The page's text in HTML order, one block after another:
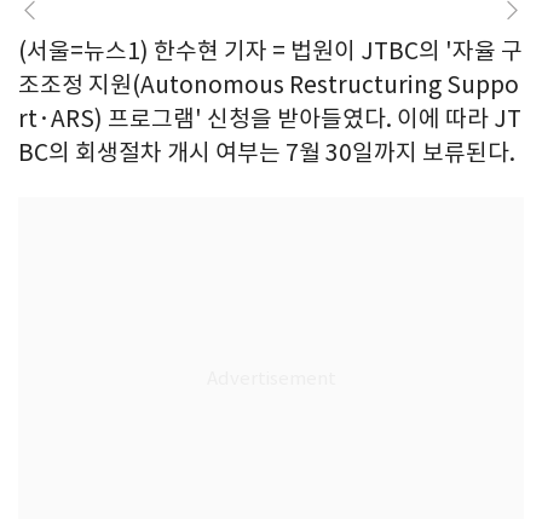
(서울=뉴스1) 한수현 기자 = 법원이 JTBC의 '자율 구
조조정 지원(Autonomous Restructuring Suppo
rt·ARS) 프로그램' 신청을 받아들였다. 이에 따라 JT
BC의 회생절차 개시 여부는 7월 30일까지 보류된다.